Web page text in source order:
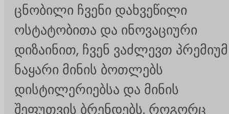
ცნობილი ჩვენი დახვეწილი
ოსტატობითა და ინოვაციური
დიზაინით, ჩვენ ვაძლევთ პრემიუმ
ნაყარი მინის ბოთლებს
დისტილერიებსა და მინის
შეფუთვის ბრენდებს. როგორც